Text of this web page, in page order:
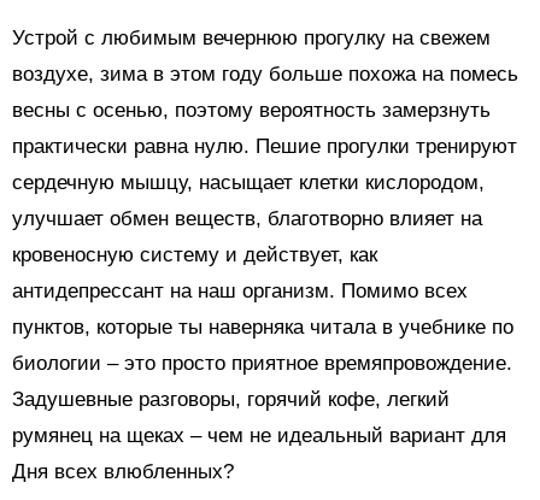
Устрой с любимым вечернюю прогулку на свежем
воздухе, зима в этом году больше похожа на помесь
весны с осенью, поэтому вероятность замерзнуть
практически равна нулю. Пешие прогулки тренируют
сердечную мышцу, насыщает клетки кислородом,
улучшает обмен веществ, благотворно влияет на
кровеносную систему и действует, как
антидепрессант на наш организм. Помимо всех
пунктов, которые ты наверняка читала в учебнике по
биологии – это просто приятное времяпровождение.
Задушевные разговоры, горячий кофе, легкий
румянец на щеках – чем не идеальный вариант для
Дня всех влюбленных?